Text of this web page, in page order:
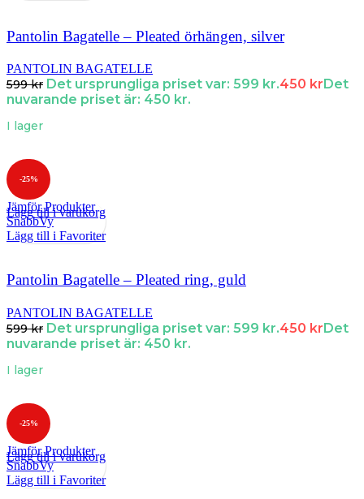
Pantolin Bagatelle – Pleated örhängen, silver
PANTOLIN BAGATELLE
599kr Det ursprungliga priset var: 599 kr.450 kr Det
nuvarande priset är: 450 kr.
I lager
-25%
Jämför Produkter
SnabbVy
Lägg till i Favoriter
Lägg till i varukorg
Pantolin Bagatelle – Pleated ring, guld
PANTOLIN BAGATELLE
599kr Det ursprungliga priset var: 599 kr.450 krDet
nuvarande priset är: 450 kr.
I lager
-25%
Jämför Produkter
SnabbVy
Lägg till i Favoriter
Lägg till i varukorg